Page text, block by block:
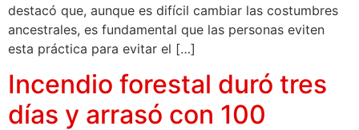
destacó que, aunque es difícil cambiar las costumbres
ancestrales, es fundamental que las personas eviten
esta práctica para evitar el […]
Incendio forestal duró tres
días y arrasó con 100